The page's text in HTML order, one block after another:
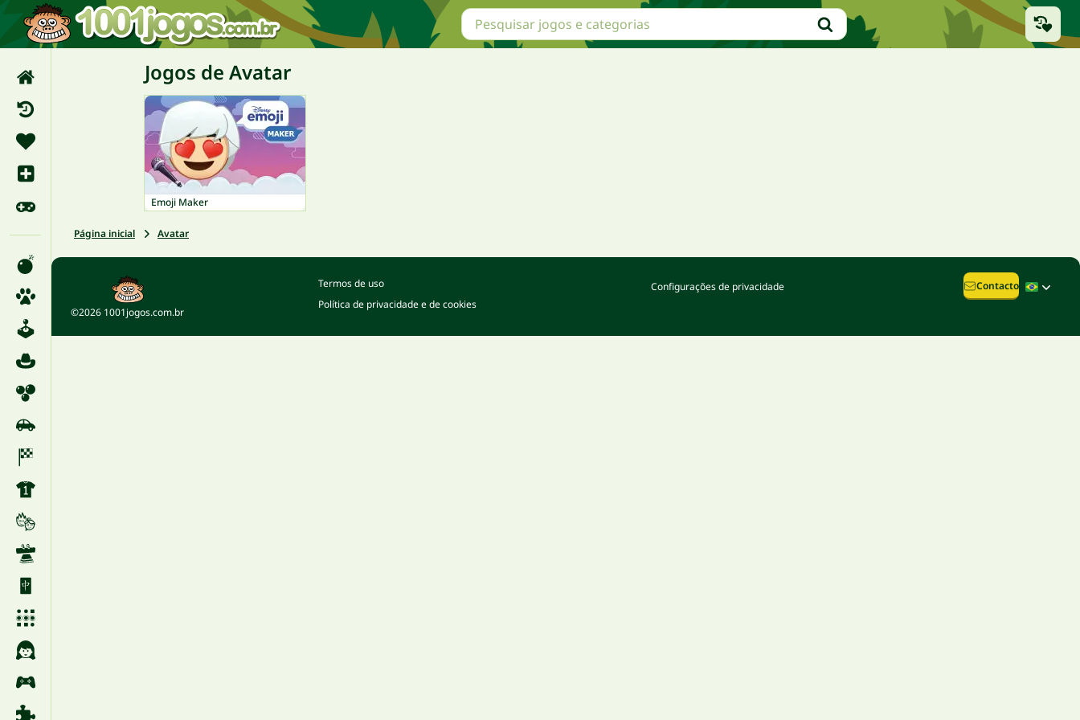
Jogos de Avatar
Emoji Maker
Página inicial Avatar
©2026 1001jogos.com.br
Termos de uso
Política de privacidade e de cookies
Configurações de privacidade Contacto